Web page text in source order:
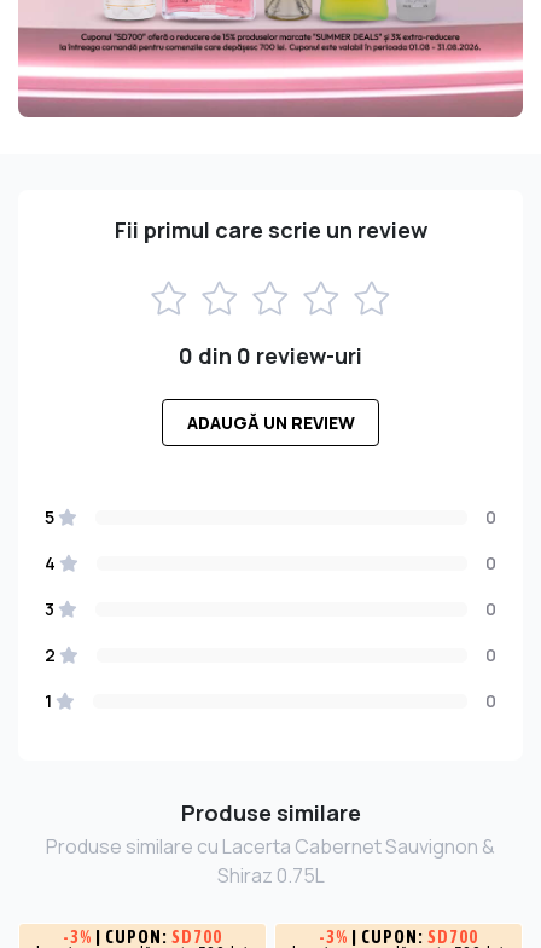
Fii primul care scrie un review
0 din 0 review-uri
ADAUGĂ UN REVIEW
5
0
4
0
3
0
2
0
1
0
Produse similare
Produse similare cu Lacerta Cabernet Sauvignon &
Shiraz 0.75L
-3% | CUPON: SD700 -3% | CUPON: SD700